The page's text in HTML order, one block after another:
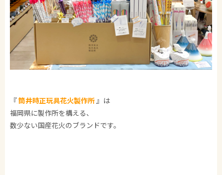
『筒井時正玩具花火製作所』は
福岡県に製作所を構える、
数少ない国産花火のブランドです。